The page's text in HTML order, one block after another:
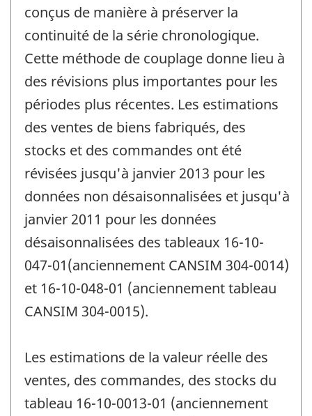
conçus de manière à préserver la
continuité de la série chronologique.
Cette méthode de couplage donne lieu à
des révisions plus importantes pour les
périodes plus récentes. Les estimations
des ventes de biens fabriqués, des
stocks et des commandes ont été
révisées jusqu'à janvier 2013 pour les
données non désaisonnalisées et jusqu'à
janvier 2011 pour les données
désaisonnalisées des tableaux 16-10-
047-01(anciennement CANSIM 304-0014)
et 16-10-048-01 (anciennement tableau
CANSIM 304-0015).
Les estimations de la valeur réelle des
ventes, des commandes, des stocks du
tableau 16-10-0013-01 (anciennement